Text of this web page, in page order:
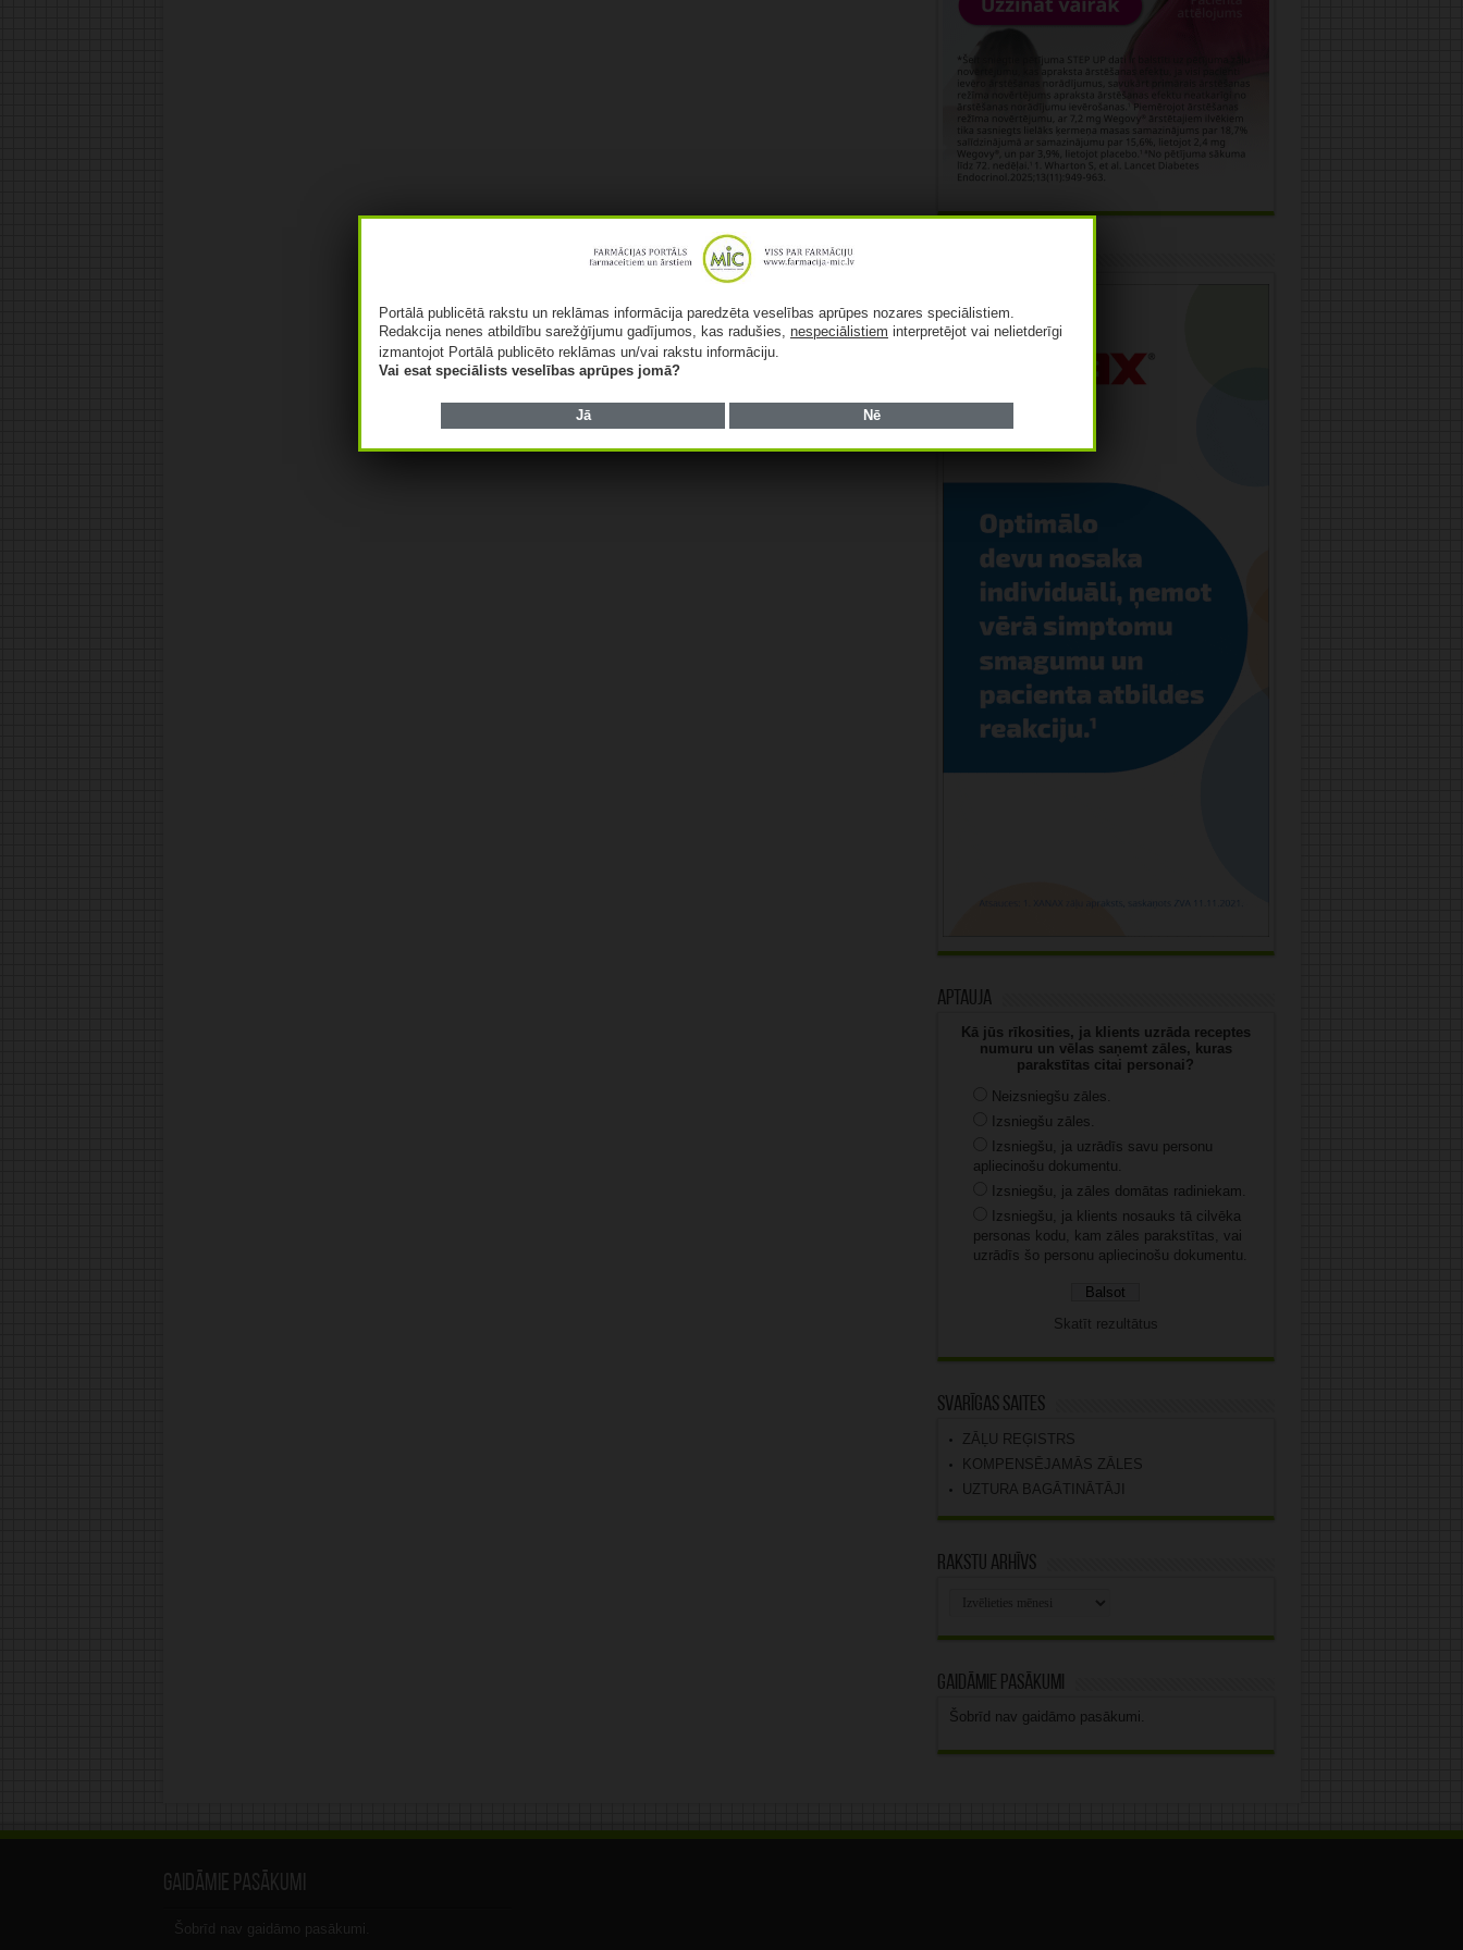
Aptauja
Kā jūs rīkosities, ja klients uzrāda receptes
numuru un vēlas saņemt zāles, kuras
parakstītas citai personai?
Neizsniegšu zāles.
Izsniegšu zāles.
Izsniegšu, ja uzrādīs savu personu
apliecinošu dokumentu.
Izsniegšu, ja zāles domātas radiniekam.
Izsniegšu, ja klients nosauks tā cilvēka
personas kodu, kam zāles parakstītas, vai
uzrādīs šo personu apliecinošu dokumentu.
Skatīt rezultātus
Svarīgas saites
ZĀĻU REĢISTRS
KOMPENSĒJAMĀS ZĀLES
UZTURA BAGĀTINĀTĀJI
Rakstu arhīvs
Gaidāmie pasākumi
Šobrīd nav gaidāmo pasākumi.
Gaidāmie pasākumi
Šobrīd nav gaidāmo pasākumi.
Portālā publicētā rakstu un reklāmas informācija paredzēta veselības aprūpes nozares speciālistiem.
Redakcija nenes atbildību sarežģījumu gadījumos, kas radušies,nespeciālistiem interpretējot vai nelietderīgi
izmantojot Portālā publicēto reklāmas un/vai rakstu informāciju.
Vai esat speciālists veselības aprūpes jomā?
Jā Nē